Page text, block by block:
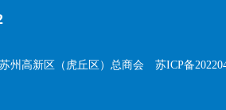
州高新区（虎丘区）总商会 苏ICP备